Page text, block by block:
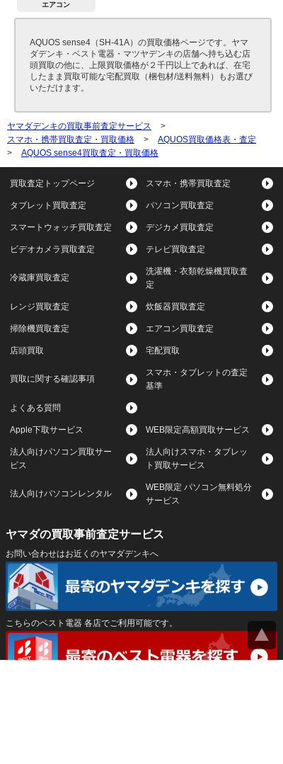
エアコン
AQUOS sense4（SH-41A）の買取価格ページです。ヤマ
ダデンキ・ベスト電器・マツヤデンキの店舗へ持ち込む店
頭買取の他に、上限買取価格が２千円以上であれば、在宅
したまま買取可能な宅配買取（梱包材/送料無料）もお選び
いただけます。
ヤマダデンキの買取事前査定サービス
>
スマホ・携帯買取査定・買取価格
>
AQUOS買取価格表・査定
>
AQUOS sense4買取査定・買取価格
買取査定トップページ スマホ・携帯買取査定
タブレット買取査定 パソコン買取査定
スマートウォッチ買取査定 デジカメ買取査定
ビデオカメラ買取査定 テレビ買取査定
冷蔵庫買取査定
洗濯機・衣類乾燥機買取査
定
レンジ買取査定 炊飯器買取査定
掃除機買取査定 エアコン買取査定
店頭買取 宅配買取
買取に関する確認事項
スマホ・タブレットの査定
基準
よくある質問
Apple下取サービス WEB限定高額買取サービス
法人向けパソコン買取サー
ビス
法人向けスマホ・タブレッ
ト買取サービス
法人向けパソコンレンタル
WEB限定 パソコン無料処分
サービス
ヤマダの買取事前査定サービス
お問い合わせはお近くのヤマダデンキへ
こちらのベスト電器 各店でご利用可能です。